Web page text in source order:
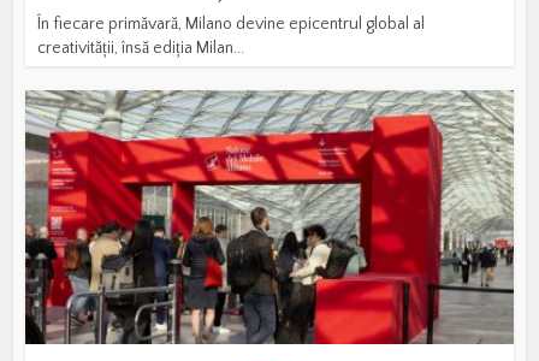
În fiecare primăvară, Milano devine epicentrul global al
creativității, însă ediția Milan...